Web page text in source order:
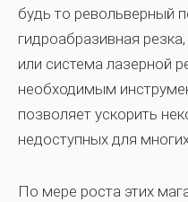
будь то револьверный
гидроабразивная
или система лазерной
необходимым
позволяет ускорить
недоступных для
По мере роста этих